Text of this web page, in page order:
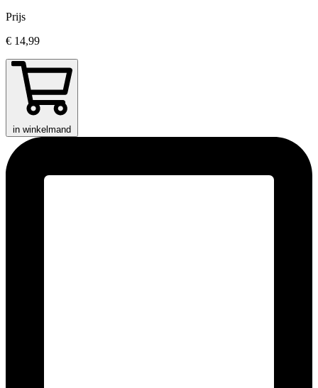
Prijs
€ 14,99
in winkelmand